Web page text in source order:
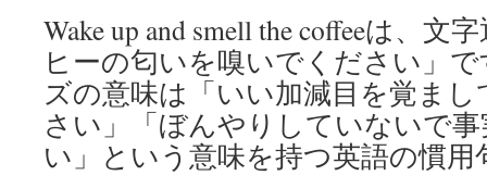
Wake up and smell the coffeeは、文
ヒーの匂いを嗅いでください」
ズの意味は「いい加減目を覚ま
さい」「ぼんやりしていないで
い」という意味を持つ英語の慣